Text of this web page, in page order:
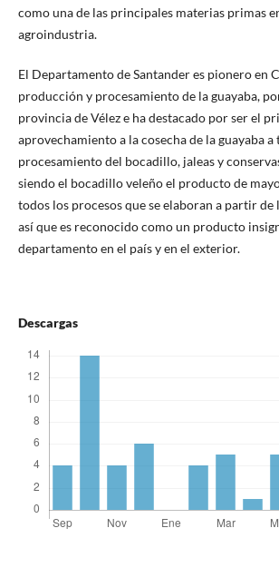
como una de las principales materias primas
agroindustria.
El Departamento de Santander es pionero en
producción y procesamiento de la guayaba,
provincia de Vélez e ha destacado por ser el
aprovechamiento a la cosecha de la guayaba a
procesamiento del bocadillo, jaleas y
siendo el bocadillo veleño el producto de
todos los procesos que se elaboran a partir de
así que es reconocido como un producto
departamento en el país y en el exterior.
Descargas